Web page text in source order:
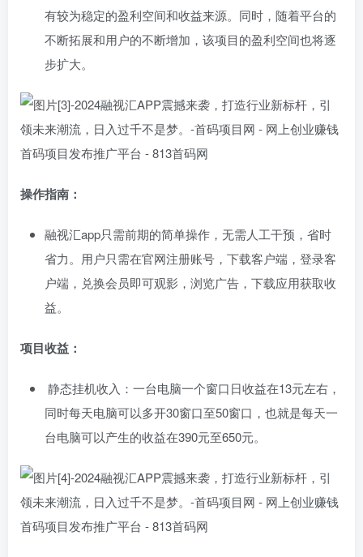
有较为稳定的盈利空间和收益来源。同时，随着平台的
不断拓展和用户的不断增加，该项目的盈利空间也将逐
步扩大。
操作指南：
融视汇app只需前期的简单操作，无需人工干预，省时
省力。用户只需在官网注册账号，下载客户端，登录客
户端，兑换会员即可观影，浏览广告，下载应用获取收
益。
项目收益：
静态挂机收入：一台电脑一个窗口日收益在13元左右，
同时每天电脑可以多开30窗口至50窗口，也就是每天一
台电脑可以产生的收益在390元至650元。